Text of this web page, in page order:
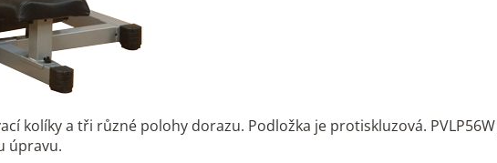
kolíky a tři různé polohy dorazu. Podložka je protiskluzová.
úpravu.